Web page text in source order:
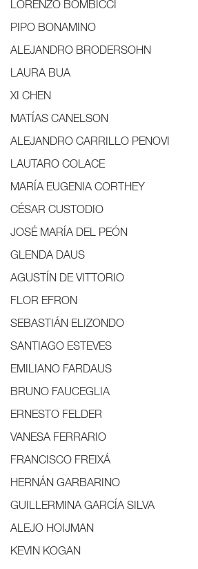
LORENZO BOMBICCI
PIPO BONAMINO
ALEJANDRO BRODERSOHN
LAURA BUA
XI CHEN
MATÍAS CANELSON
ALEJANDRO CARRILLO PENOVI
LAUTARO COLACE
MARÍA EUGENIA CORTHEY
CÉSAR CUSTODIO
JOSÉ MARÍA DEL PEÓN
GLENDA DAUS
AGUSTÍN DE VITTORIO
FLOR EFRON
SEBASTIÁN ELIZONDO
SANTIAGO ESTEVES
EMILIANO FARDAUS
BRUNO FAUCEGLIA
ERNESTO FELDER
VANESA FERRARIO
FRANCISCO FREIXÁ
HERNÁN GARBARINO
GUILLERMINA GARCÍA SILVA
ALEJO HOIJMAN
KEVIN KOGAN